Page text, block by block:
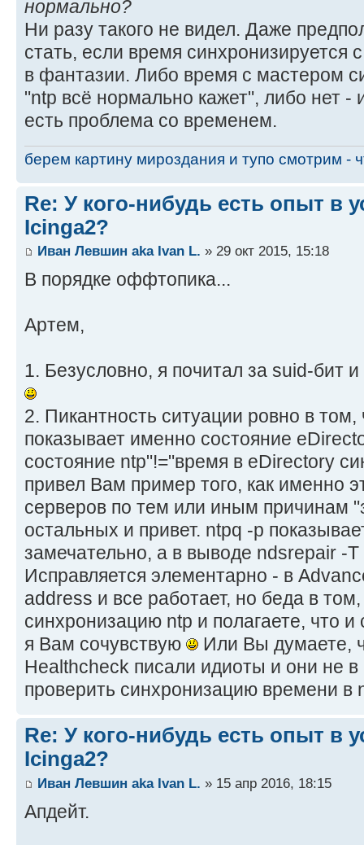
нормально?
Ни разу такого не видел. Даже
стать, если время синхронизируется
в фантазии. Либо время с мастером
"ntp всё нормально кажет", либо нет -
есть проблема со временем.
берем картину мироздания и тупо смотрим -
Re: У кого-нибудь есть опыт в
Icinga2?
Иван Левшин aka Ivan L. » 29 окт 2015, 15:18
В порядке оффтопика...
Артем,
1. Безусловно, я почитал за suid-бит
2. Пикантность ситуации ровно в
показывает именно состояние
состояние ntp"!="время в eDirectory
привел Вам пример того, как именно
серверов по тем или иным причинам
остальных и привет. ntpq -p
замечательно, а в выводе ndsrepair -T
Исправляется элементарно - в
address и все работает, но беда в
синхронизацию ntp и полагаете, что
я Вам сочувствую
Или Вы думаете,
Healthcheck писали идиоты и они не в
проверить синхронизацию времени в
Re: У кого-нибудь есть опыт в
Icinga2?
Иван Левшин aka Ivan L. » 15 апр 2016, 18:15
Апдейт.